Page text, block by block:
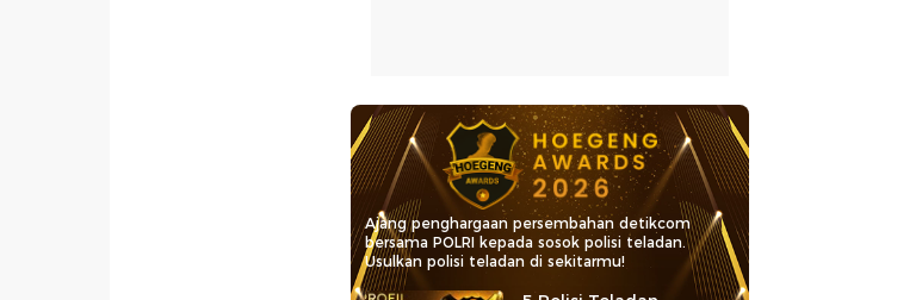
Ajang penghargaan persembahan detikcom
bersama POLRI kepada sosok polisi teladan.
Usulkan polisi teladan di sekitarmu!